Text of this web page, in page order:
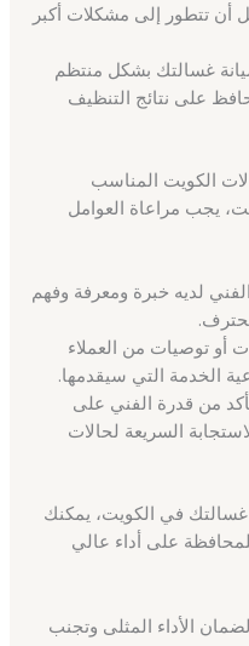
أن تتطور إلى مشكلات أكبر
غسالتك بشكل منتظم
على نتائج التنظيف
الكويت المناسب
يجب مراعاة العوامل
لديه خبرة ومعرفة وفهم
أو توصيات من العملاء
الخدمة التي سيقدمها.
من قدرة الفني على
السريعة لحالات
في الكويت، يمكنك
على أداء عالي
الأداء المثلى وتجنب